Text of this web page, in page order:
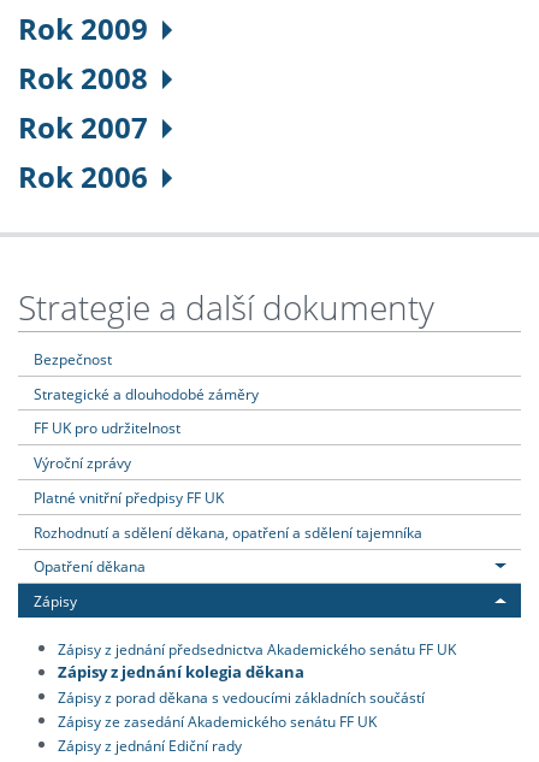
Rok 2009
Rok 2008
Rok 2007
Rok 2006
Strategie a další dokumenty
Bezpečnost
Strategické a dlouhodobé záměry
FF UK pro udržitelnost
Výroční zprávy
Platné vnitřní předpisy FF UK
Rozhodnutí a sdělení děkana, opatření a sdělení tajemníka
Opatření děkana
Zápisy
Zápisy z jednání předsednictva Akademického senátu FF UK
Zápisy z jednání kolegia děkana
Zápisy z porad děkana s vedoucími základních součástí
Zápisy ze zasedání Akademického senátu FF UK
Zápisy z jednání Ediční rady